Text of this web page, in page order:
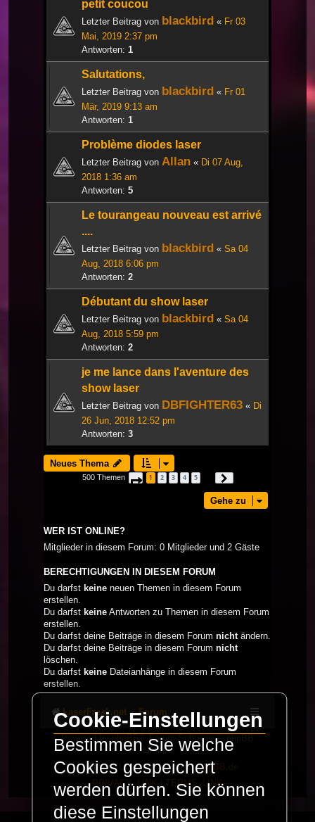
petit coucou
Letzter Beitrag von blackbird « Fr 03
Mai, 2019 2:37 pm
Antworten: 1
Salutations,
Letzter Beitrag von blackbird « Fr 01
Mär, 2019 9:13 am
Antworten: 1
Problème diodes laser
Letzter Beitrag von Allan « Di 07 Aug,
2018 1:36 am
Antworten: 5
Le tourangeau nouveau est arrivé
....
Letzter Beitrag von blackbird « Sa 04
Aug, 2018 6:06 pm
Antworten: 2
Débutant du show laser
Letzter Beitrag von blackbird « Sa 04
Aug, 2018 5:59 pm
Antworten: 2
je me lance dans l'aventure des
show laser
Letzter Beitrag von DBFIGHTER63 « Di
26 Jun, 2018 12:52 pm
Antworten: 3
Neues Thema
500 Themen Seite 1von 17
1 2 3 4 5
Gehe zu
WER IST ONLINE?
Mitglieder in diesem Forum: 0 Mitglieder und 2 Gäste
BERECHTIGUNGEN IN DIESEM FORUM
Du darfst keine neuen Themen in diesem Forum
erstellen.
Du darfst keine Antworten zu Themen in diesem Forum
erstellen.
Du darfst deine Beiträge in diesem Forum nichtändern.
Du darfst deine Beiträge in diesem Forum nicht
löschen.
Du darfst keine Dateianhänge in diesem Forum
erstellen.
LaserFreak.net Forum
Powered by phpBB
® Forum Software © phpBB
Limited
Deutsche Übersetzung durchphpBB.de
PRIVACY_LINK
TERMS_LINK
Cookie-Einstellungen
Bestimmen Sie welche
Cookies gespeichert
werden dürfen. Sie können
diese Einstellungen